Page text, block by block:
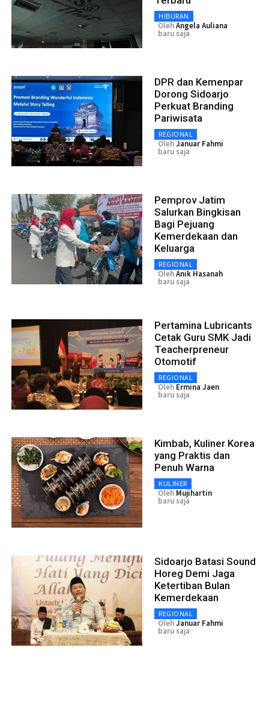
HIBURAN
OlehAngela Auliana
baru saja
DPR dan Kemenpar
Dorong Sidoarjo
Perkuat Branding
Pariwisata
REGIONAL
OlehJanuar Fahmi
baru saja
Pemprov Jatim
Salurkan Bingkisan
Bagi Pejuang
Kemerdekaan dan
Keluarga
REGIONAL
OlehAnik Hasanah
baru saja
Pertamina Lubricants
Cetak Guru SMK Jadi
Teacherpreneur
Otomotif
REGIONAL
Oleh Ermina Jaen
baru saja
Kimbab, Kuliner Korea
yang Praktis dan
Penuh Warna
KULINER
Oleh Mujihartin
baru saja
Sidoarjo Batasi Sound
Horeg Demi Jaga
Ketertiban Bulan
Kemerdekaan
REGIONAL
OlehJanuar Fahmi
baru saja